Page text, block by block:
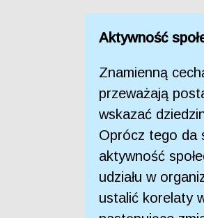
Aktywność
Znamienną
przeważają
wskazać
Oprócz tego da
aktywność
udziału w
ustalić korelaty